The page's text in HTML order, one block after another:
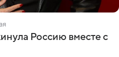
Россию вместе с